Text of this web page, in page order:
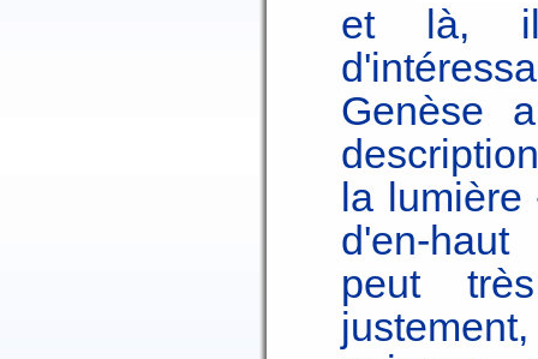
et là, il
Genèse
la
d'en-
peut